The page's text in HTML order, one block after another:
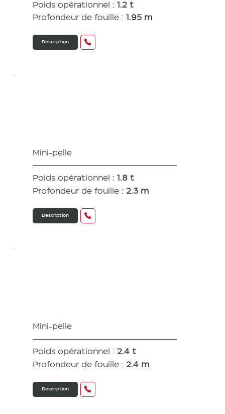
Poids opérationnel : 1.2 t
Profondeur de fouille : 1.95 m
Description
Mini-pelle
Poids opérationnel : 1.8 t
Profondeur de fouille : 2.3 m
Description
Mini-pelle
Poids opérationnel : 2.4 t
Profondeur de fouille : 2.4 m
Description